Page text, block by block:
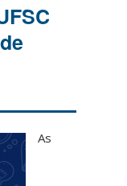
As